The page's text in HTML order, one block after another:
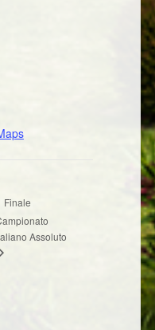
Finale
Assoluto